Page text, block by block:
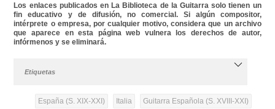
Los enlaces publicados en La Biblioteca de la Guitarra solo tienen un
fin educativo y de difusión, no comercial. Si algún compositor,
intérprete o empresa, por cualquier motivo, considera que un archivo
que aparece en esta página web vulnera los derechos de autor,
infórmenos y se eliminará.
Etiquetas
España (S. XIX-XXI) Italia Guitarra Española (S. XVIII-XXI)